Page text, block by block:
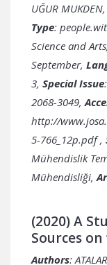
UĞUR MUKDEN,
Type:
Science and Arts,
September,
3, Special Issue
2068-3049,
http://
5-766_12p.pdf,
Mühendislik
Mühendisliği,
(2020) A
Sources
Authors: